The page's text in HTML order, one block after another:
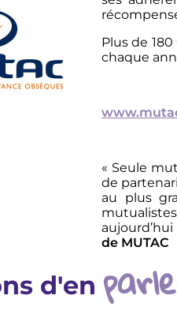
Plus de
chaque
« Seule
de
au plus
de MUTAC
d'en